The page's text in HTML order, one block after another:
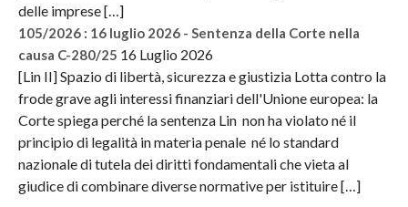
delle imprese […]
105/2026 : 16 luglio 2026 - Sentenza della Corte nella
causa C-280/25 16 Luglio 2026
[Lin II] Spazio di libertà, sicurezza e giustizia Lotta contro la
frode grave agli interessi finanziari dell'Unione europea: la
Corte spiega perché la sentenza Lin non ha violato né il
principio di legalità in materia penale né lo standard
nazionale di tutela dei diritti fondamentali che vieta al
giudice di combinare diverse normative per istituire […]